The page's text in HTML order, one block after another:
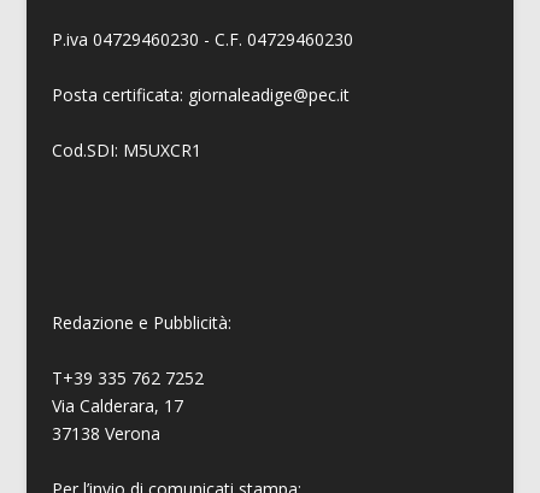
P.iva 04729460230 - C.F. 04729460230
Posta certificata: giornaleadige@pec.it
Cod.SDI: M5UXCR1
Redazione e Pubblicità:
T+39 335 762 7252
Via Calderara, 17
37138 Verona